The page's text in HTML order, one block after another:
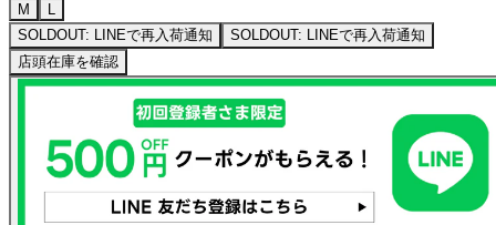
M
L
SOLDOUT: LINEで再入荷通知
SOLDOUT: LINEで再入荷通知
店頭在庫を確認